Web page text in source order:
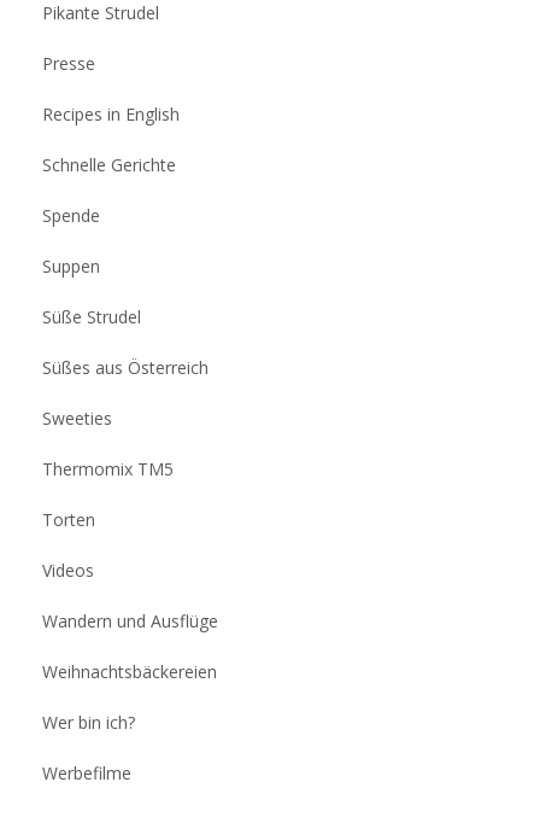
Pikante Strudel
Presse
Recipes in English
Schnelle Gerichte
Spende
Suppen
Süße Strudel
Süßes aus Österreich
Sweeties
Thermomix TM5
Torten
Videos
Wandern und Ausflüge
Weihnachtsbäckereien
Wer bin ich?
Werbefilme